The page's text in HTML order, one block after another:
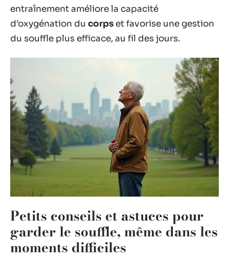
entraînement améliore la capacité
d’oxygénation du corps et favorise une gestion
du souffle plus efficace, au fil des jours.
Petits conseils et astuces pour
garder le souffle, même dans les
moments difficiles